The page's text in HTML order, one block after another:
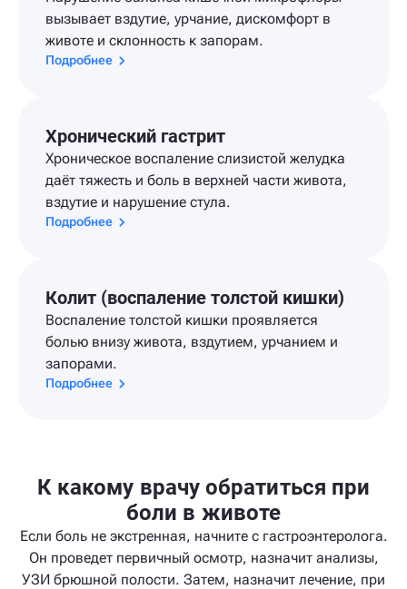
вызывает вздутие, урчание, дискомфорт в
животе и склонность к запорам.
Подробнее
Хронический гастрит
Хроническое воспаление слизистой желудка
даёт тяжесть и боль в верхней части живота,
вздутие и нарушение стула.
Подробнее
Колит (воспаление толстой кишки)
Воспаление толстой кишки проявляется
болью внизу живота, вздутием, урчанием и
запорами.
Подробнее
К какому врачу обратиться при
боли в животе
Если боль не экстренная, начните с гастроэнтеролога.
Он проведет первичный осмотр, назначит анализы,
УЗИ брюшной полости. Затем, назначит лечение, при